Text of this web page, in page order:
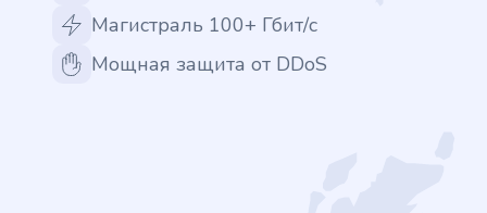
.cnМагистраль 100+ Гбит/с
Мощная защита от DDoS